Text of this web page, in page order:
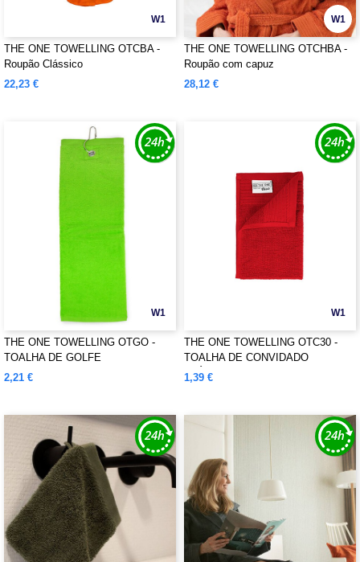
W1
THE ONE TOWELLING OTCBA -
Roupão Clássico
22,23 €
W1
THE ONE TOWELLING OTCHBA -
Roupão com capuz
28,12 €
W1
THE ONE TOWELLING OTGO -
TOALHA DE GOLFE
2,21 €
W1
THE ONE TOWELLING OTC30 -
TOALHA DE CONVIDADO
CLÁSSICA
1,39 €